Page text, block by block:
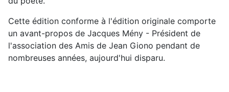
Cette édition conforme à l'édition originale comporte
un avant-propos de Jacques Mény - Président de
l'association des Amis de Jean Giono pendant de
nombreuses années, aujourd'hui disparu.